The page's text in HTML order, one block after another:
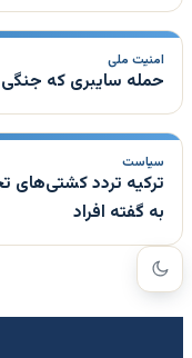
امنیت ملی
حمله سایبری که جنگی
سیاست
ترکیه تردد کشتی‌های
به گفته افراد